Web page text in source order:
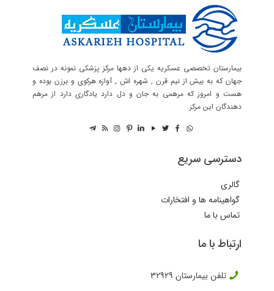
بیمارستان تخصصی عسکریه یکی از دهها مرکز پزشکی نمونه در نصف
جهان که به بیش از نیم قرن , شهره اش , آوازه هرکوی و برزن بوده و
هست و امروز که مرهمی به جان و دل دارد یادگاری دارد از مرهم
دهندگان این مرکز.
دسترسی سریع
گالری
گواهینامه ها و افتخارات
تماس با ما
ارتباط با ما
تلفن بیمارستان 32929